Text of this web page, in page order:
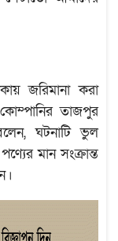
জরিমানা করা
তাজপুর
ঘটনাটি ভুল
মান সংক্রান্ত